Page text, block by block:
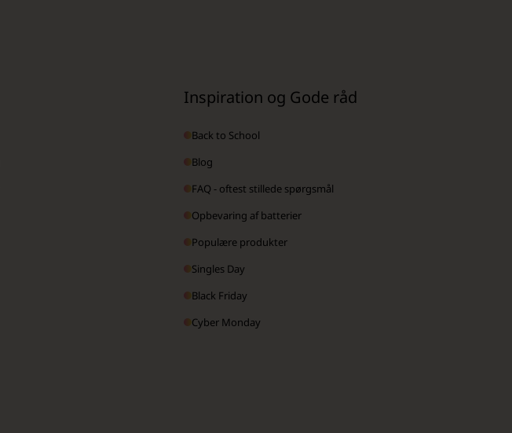
Inspiration og Gode råd
Back to School
Blog
FAQ - oftest stillede spørgsmål
Opbevaring af batterier
Populære produkter
Singles Day
Black Friday
Cyber Monday